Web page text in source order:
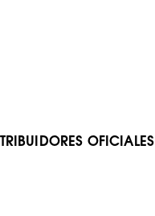
OFICIALES